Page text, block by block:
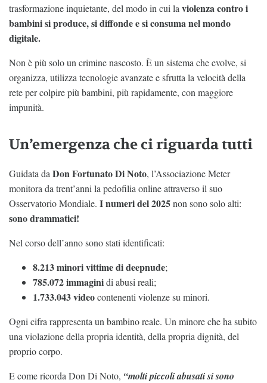
trasformazione inquietante, del modo in cui la violenza contro i
bambini si produce, si diffonde e si consuma nel mondo
digitale.
Non è più solo un crimine nascosto. È un sistema che evolve, si
organizza, utilizza tecnologie avanzate e sfrutta la velocità della
rete per colpire più bambini, più rapidamente, con maggiore
impunità.
Un’emergenza che ci riguarda tutti
Guidata da Don Fortunato Di Noto, l’Associazione Meter
monitora da trent’anni la pedofilia online attraverso il suo
Osservatorio Mondiale. I numeri del 2025non sono solo alti:
sono drammatici!
Nel corso dell’anno sono stati identificati:
8.213 minori vittime di deepnude;
785.072 immaginidi abusi reali;
1.733.043 videocontenenti violenze su minori.
Ogni cifra rappresenta un bambino reale. Un minore che ha subito
una violazione della propria identità, della propria dignità, del
proprio corpo.
E come ricorda Don Di Noto, “molti piccoli abusati si sono